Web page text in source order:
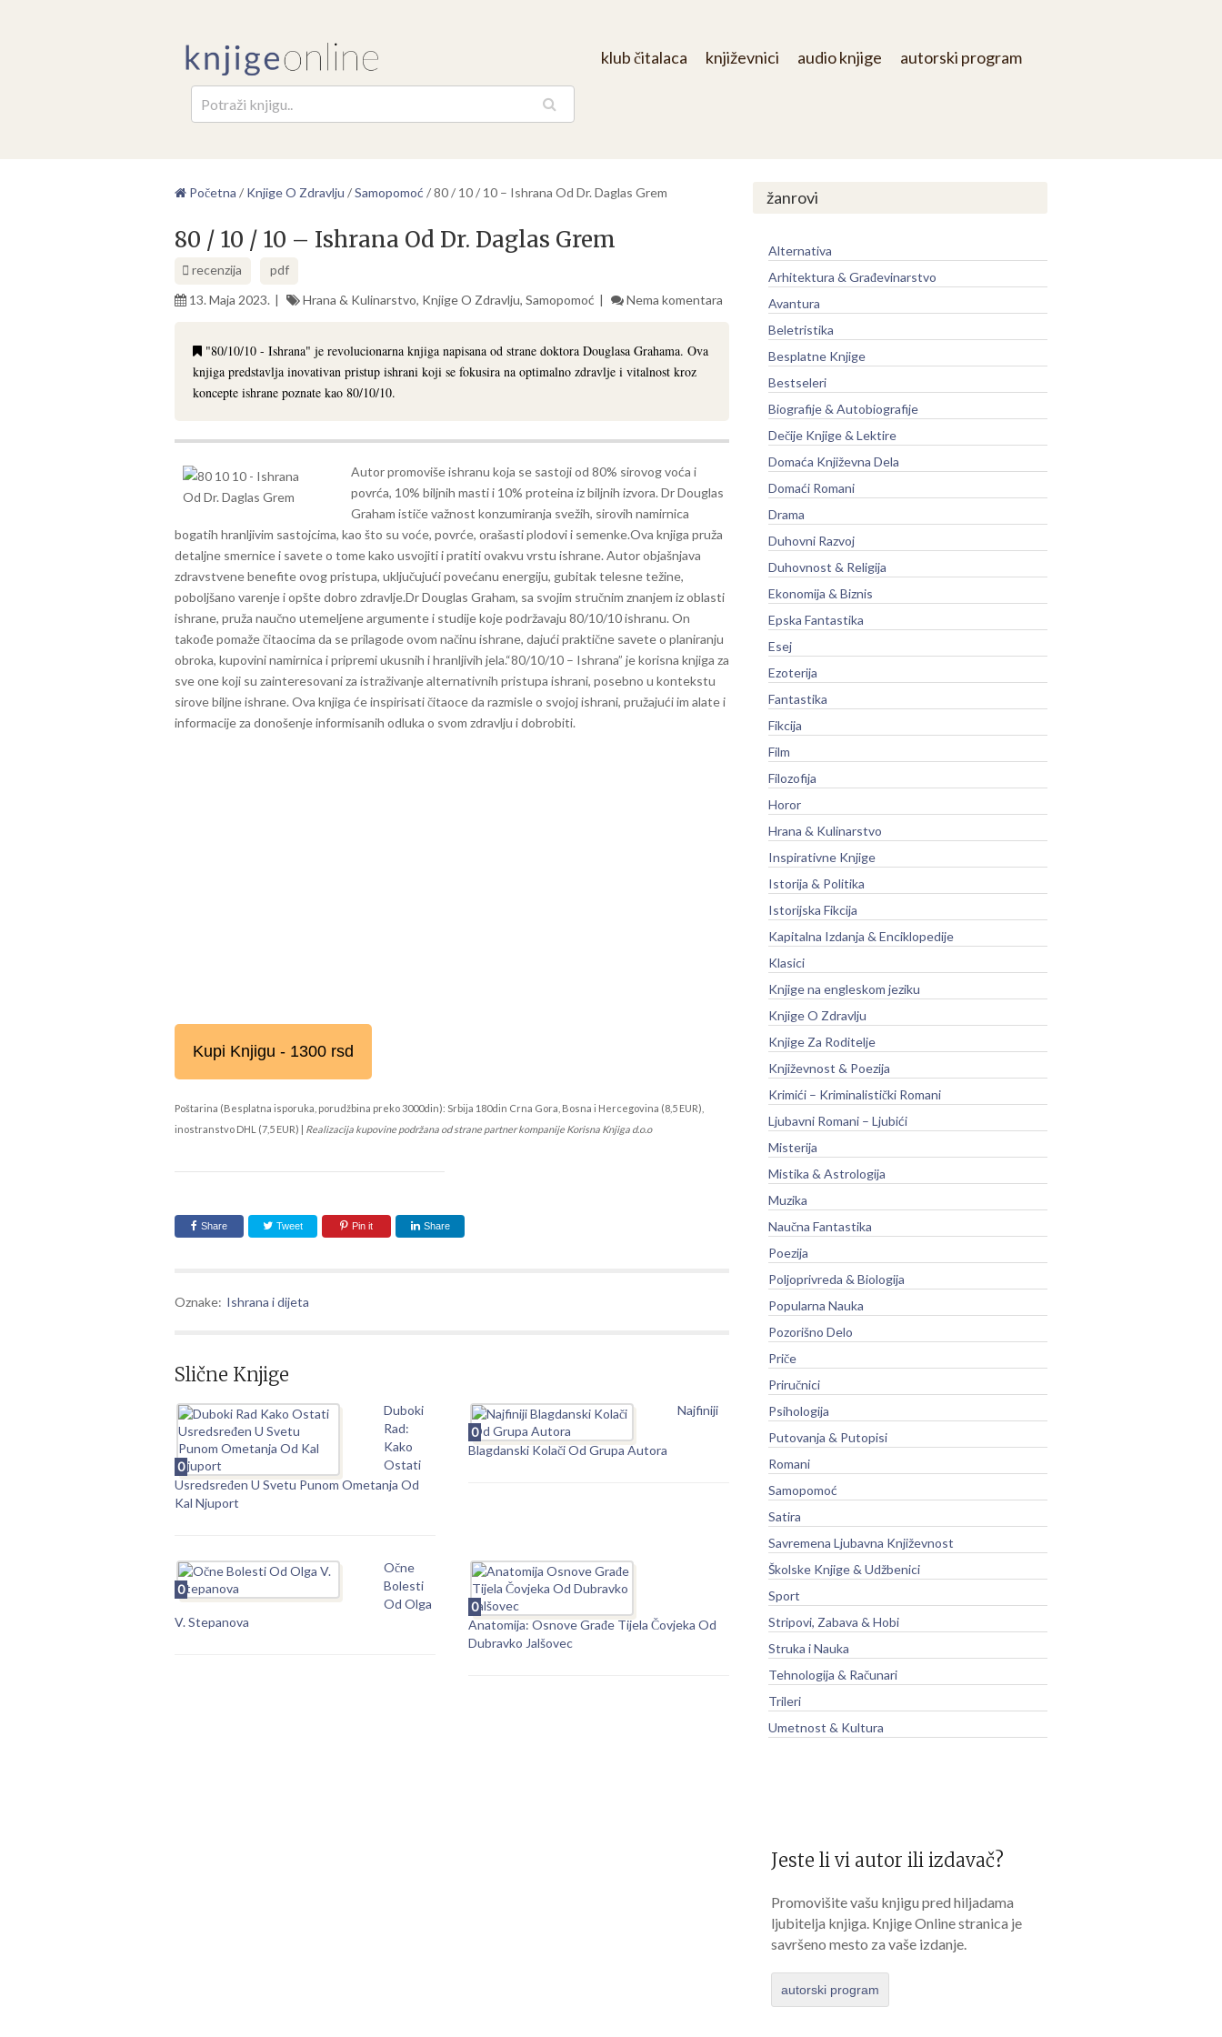
klub čitalaca književnici audio knjige autorski program
Početna / Knjige O Zdravlju /Samopomoć /80 / 10 / 10 – Ishrana Od Dr. Daglas Grem
80 / 10 / 10 – Ishrana Od Dr. Daglas Grem
recenzija
pdf
13. Maja 2023.
Hrana & Kulinarstvo, Knjige O Zdravlju, Samopomoć Nema komentara
"80/10/10 - Ishrana" je revolucionarna knjiga napisana od strane doktora Douglasa Grahama. Ova
knjiga predstavlja inovativan pristup ishrani koji se fokusira na optimalno zdravlje i vitalnost kroz
koncepte ishrane poznate kao 80/10/10.
Autor promoviše ishranu koja se sastoji od 80% sirovog voća i
povrća, 10% biljnih masti i 10% proteina iz biljnih izvora. Dr Douglas
Graham ističe važnost konzumiranja svežih, sirovih namirnica
bogatih hranljivim sastojcima, kao što su voće, povrće, orašasti plodovi i semenke.Ova knjiga pruža
detaljne smernice i savete o tome kako usvojiti i pratiti ovakvu vrstu ishrane. Autor objašnjava
zdravstvene benefite ovog pristupa, uključujući povećanu energiju, gubitak telesne težine,
poboljšano varenje i opšte dobro zdravlje.Dr Douglas Graham, sa svojim stručnim znanjem iz oblasti
ishrane, pruža naučno utemeljene argumente i studije koje podržavaju 80/10/10 ishranu. On
takođe pomaže čitaocima da se prilagode ovom načinu ishrane, dajući praktične savete o planiranju
obroka, kupovini namirnica i pripremi ukusnih i hranljivih jela.“80/10/10 – Ishrana” je korisna knjiga za
sve one koji su zainteresovani za istraživanje alternativnih pristupa ishrani, posebno u kontekstu
sirove biljne ishrane. Ova knjiga će inspirisati čitaoce da razmisle o svojoj ishrani, pružajući im alate i
informacije za donošenje informisanih odluka o svom zdravlju i dobrobiti.
Kupi Knjigu - 1300 rsd
Poštarina (Besplatna isporuka, porudžbina preko 3000din): Srbija 180din Crna Gora, Bosna i Hercegovina (8,5 EUR),
inostranstvo DHL (7,5 EUR) | Realizacija kupovine podržana od strane partner kompanije Korisna Knjiga d.o.o
Share Tweet Pin it Share
Oznake: Ishrana i dijeta
Slične Knjige
0
Duboki
Rad:
Kako
Ostati
Usredsređen U Svetu Punom Ometanja Od
Kal Njuport
0
Najfiniji
Blagdanski Kolači Od Grupa Autora
0
Očne
Bolesti
Od Olga
V. Stepanova
0
Anatomija: Osnove Građe Tijela Čovjeka Od
Dubravko Jalšovec
žanrovi
Alternativa
Arhitektura & Građevinarstvo
Avantura
Beletristika
Besplatne Knjige
Bestseleri
Biografije & Autobiografije
Dečije Knjige & Lektire
Domaća Književna Dela
Domaći Romani
Drama
Duhovni Razvoj
Duhovnost & Religija
Ekonomija & Biznis
Epska Fantastika
Esej
Ezoterija
Fantastika
Fikcija
Film
Filozofija
Horor
Hrana & Kulinarstvo
Inspirativne Knjige
Istorija & Politika
Istorijska Fikcija
Kapitalna Izdanja & Enciklopedije
Klasici
Knjige na engleskom jeziku
Knjige O Zdravlju
Knjige Za Roditelje
Književnost & Poezija
Krimići – Kriminalistički Romani
Ljubavni Romani – Ljubići
Misterija
Mistika & Astrologija
Muzika
Naučna Fantastika
Poezija
Poljoprivreda & Biologija
Popularna Nauka
Pozorišno Delo
Priče
Priručnici
Psihologija
Putovanja & Putopisi
Romani
Samopomoć
Satira
Savremena Ljubavna Književnost
Školske Knjige & Udžbenici
Sport
Stripovi, Zabava & Hobi
Struka i Nauka
Tehnologija & Računari
Trileri
Umetnost & Kultura
Jeste li vi autor ili izdavač?
Promovišite vašu knjigu pred hiljadama
ljubitelja knjiga. Knjige Online stranica je
savršeno mesto za vaše izdanje.
autorski program